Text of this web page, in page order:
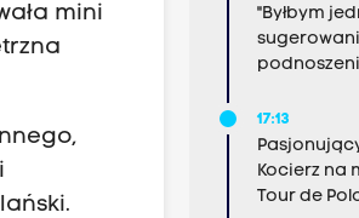
mini
"Byłbym
17:13
Kocierz na
Tour de